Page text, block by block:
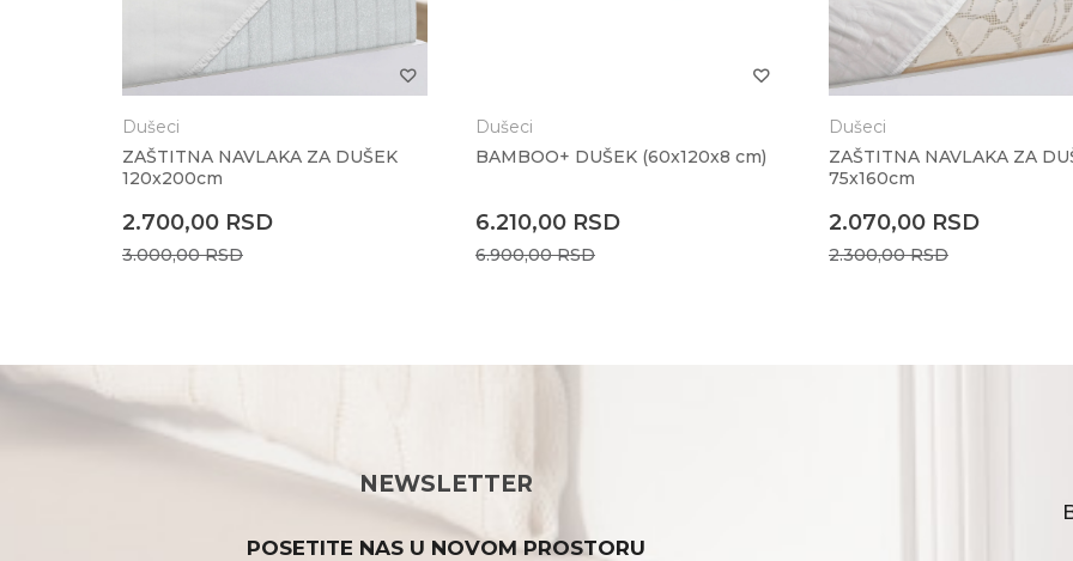
Dušeci
ZAŠTITNA NAVLAKA ZA DUŠEK
120x200cm
2.700,00 RSD
3.000,00RSD
Dušeci
BAMBOO+ DUŠEK (60x120x8 cm)
6.210,00 RSD
6.900,00RSD
Dušeci
ZAŠTITNA NAVLAKA ZA
75x160cm
2.070,00 RSD
2.300,00RSD
NEWSLETTER
POSETITE NAS U NOVOM PROSTORU